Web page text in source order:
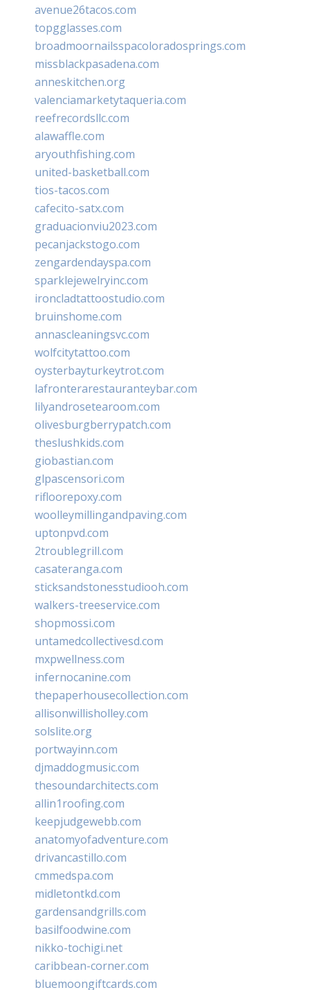
avenue26tacos.com
topgglasses.com
broadmoornailsspacoloradosprings.com
missblackpasadena.com
anneskitchen.org
valenciamarketytaqueria.com
reefrecordsllc.com
alawaffle.com
aryouthfishing.com
united-basketball.com
tios-tacos.com
cafecito-satx.com
graduacionviu2023.com
pecanjackstogo.com
zengardendayspa.com
sparklejewelryinc.com
ironcladtattoostudio.com
bruinshome.com
annascleaningsvc.com
wolfcitytattoo.com
oysterbayturkeytrot.com
lafronterarestauranteybar.com
lilyandrosetearoom.com
olivesburgberrypatch.com
theslushkids.com
giobastian.com
glpascensori.com
rifloorepoxy.com
woolleymillingandpaving.com
uptonpvd.com
2troublegrill.com
casateranga.com
sticksandstonesstudiooh.com
walkers-treeservice.com
shopmossi.com
untamedcollectivesd.com
mxpwellness.com
infernocanine.com
thepaperhousecollection.com
allisonwillisholley.com
solslite.org
portwayinn.com
djmaddogmusic.com
thesoundarchitects.com
allin1roofing.com
keepjudgewebb.com
anatomyofadventure.com
drivancastillo.com
cmmedspa.com
midletontkd.com
gardensandgrills.com
basilfoodwine.com
nikko-tochigi.net
caribbean-corner.com
bluemoongiftcards.com